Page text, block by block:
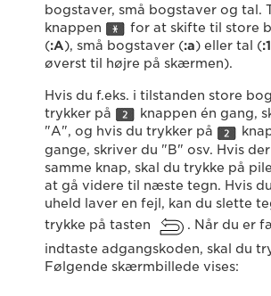
bogstaver, små bogstaver og tal.
knappen
for at skifte til store
(:A), små bogstaver (:a) eller tal (:1
øverst til højre på skærmen).
Hvis du f.eks. i tilstanden store
trykker på
knappen én gang,
"A", og hvis du trykker på
gange, skriver du "B" osv. Hvis
samme knap, skal du trykke på
at gå videre til næste tegn. Hvis
uheld laver en fejl, kan du slette
trykke på tasten
. Når du er
indtaste adgangskoden, skal du
Følgende skærmbillede vises: